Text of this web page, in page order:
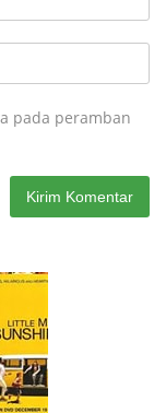
pada peramban